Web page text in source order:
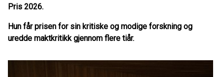
Pris 2026.
Hun får prisen for sin kritiske og modige forskning og
uredde maktkritikk gjennom flere tiår.